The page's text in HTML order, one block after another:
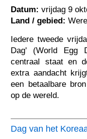
Datum: vrijdag 9
Land / gebied:
Iedere tweede
Dag' (World Egg
centraal staat en
extra aandacht
een betaalbare
op de wereld.
Dag van het